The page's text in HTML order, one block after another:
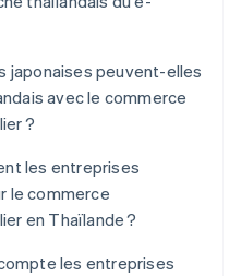
japonaises peuvent-elles
avec le commerce
?
les entreprises
le commerce
en Thaïlande ?
les entreprises